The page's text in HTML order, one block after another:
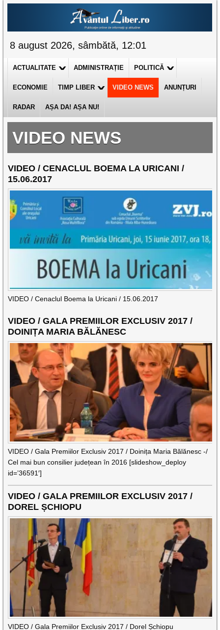
8 august 2026, sâmbătă, 12:01
ACTUALITATE ADMINISTRAȚIE POLITICĂ
ECONOMIE TIMP LIBER VIDEO NEWS ANUNȚURI
RADAR AȘA DA! AȘA NU!
VIDEO NEWS
VIDEO / CENACLUL BOEMA LA URICANI /
15.06.2017
VIDEO / Cenaclul Boema la Uricani / 15.06.2017
VIDEO / GALA PREMIILOR EXCLUSIV 2017 /
DOINIȚA MARIA BĂLĂNESC
VIDEO / Gala Premiilor Exclusiv 2017 / Doinița Maria Bălănesc -/
Cel mai bun consilier județean în 2016 [slideshow_deploy
id=’36591′]
VIDEO / GALA PREMIILOR EXCLUSIV 2017 /
DOREL ȘCHIOPU
VIDEO / Gala Premiilor Exclusiv 2017 / Dorel Șchiopu